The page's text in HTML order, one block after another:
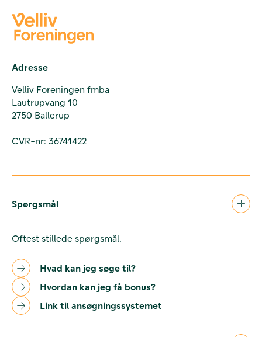
Adresse
Velliv Foreningen fmba
Lautrupvang 10
2750 Ballerup
CVR-nr: 36741422
Spørgsmål
Oftest stillede spørgsmål.
Hvad kan jeg søge til?
Hvordan kan jeg få bonus?
Link til ansøgningssystemet